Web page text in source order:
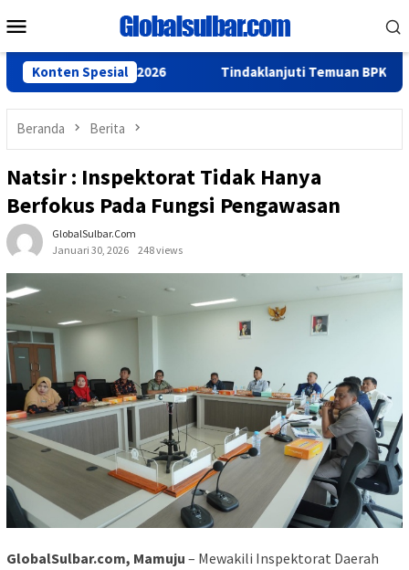
ke
Mobile
Konten Spesial
Silumba 2026 Tindaklanjuti Temuan BPK,
Beranda Berita
Natsir : Inspektorat Tidak Hanya
Berfokus Pada Fungsi Pengawasan
GlobalSulbar.com
Januari 30, 2026
248 views
GlobalSulbar.com, Mamuju – Mewakili Inspektorat Daerah